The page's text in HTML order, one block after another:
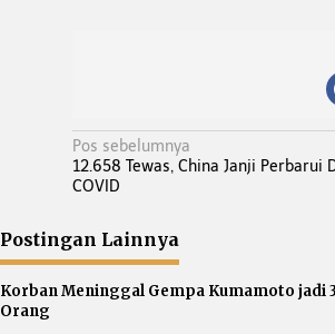
N
a
i
g
a
Pos sebelumnya
12.658 Tewas, China Janji Perbarui
COVID
Postingan Lainnya
Korban Meninggal Gempa Kumamoto jadi
Orang